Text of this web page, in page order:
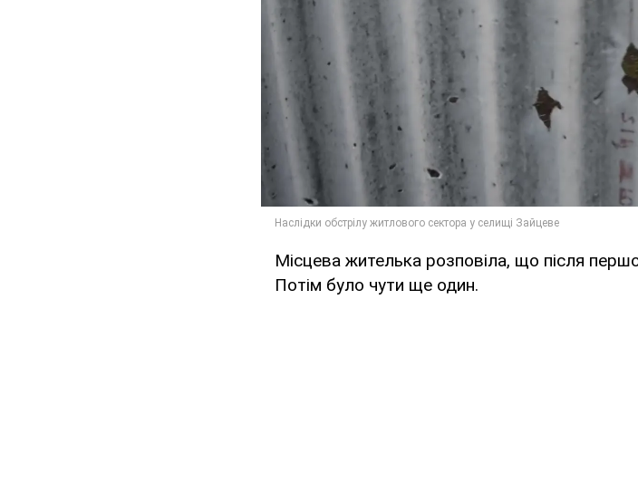
Місцева жителька розповіла, що після
Потім було чути ще один.